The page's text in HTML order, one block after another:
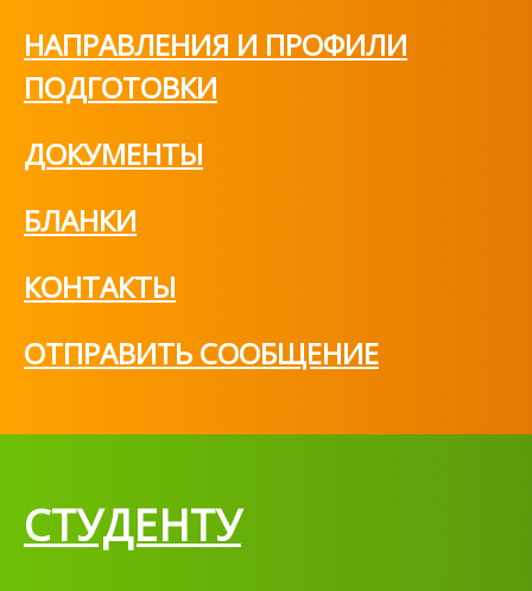
НАПРАВЛЕНИЯ И ПРОФИЛИ
ПОДГОТОВКИ
ДОКУМЕНТЫ
БЛАНКИ
КОНТАКТЫ
ОТПРАВИТЬ СООБЩЕНИЕ
СТУДЕНТУ